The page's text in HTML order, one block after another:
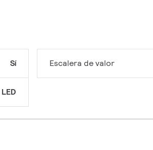
Sí
LED
Escalera de valor